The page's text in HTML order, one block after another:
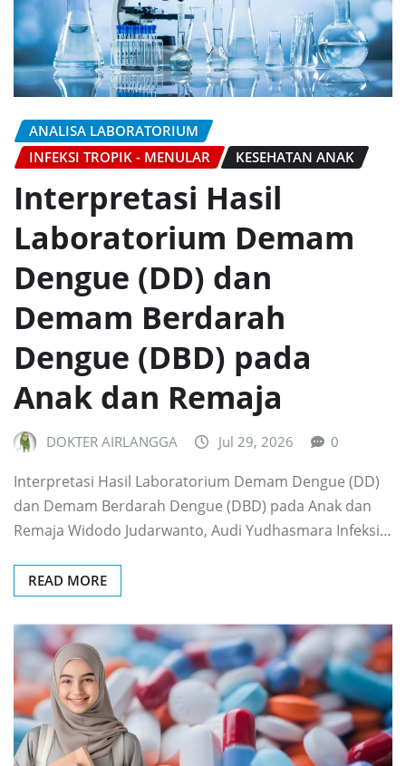
ANALISA LABORATORIUM
INFEKSI TROPIK - MENULAR
KESEHATAN ANAK
Interpretasi Hasil
Laboratorium Demam
Dengue (DD) dan
Demam Berdarah
Dengue (DBD) pada
Anak dan Remaja
DOKTER AIRLANGGA Jul 29, 2026 0
Interpretasi Hasil Laboratorium Demam Dengue (DD)
dan Demam Berdarah Dengue (DBD) pada Anak dan
Remaja Widodo Judarwanto, Audi Yudhasmara Infeksi…
READ MORE